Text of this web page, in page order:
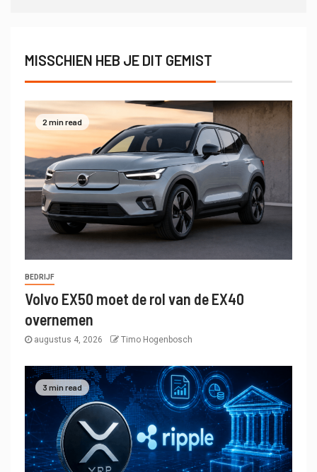
MISSCHIEN HEB JE DIT GEMIST
2 min read
BEDRIJF
Volvo EX50 moet de rol van de EX40
overnemen
augustus 4, 2026 Timo Hogenbosch
3 min read